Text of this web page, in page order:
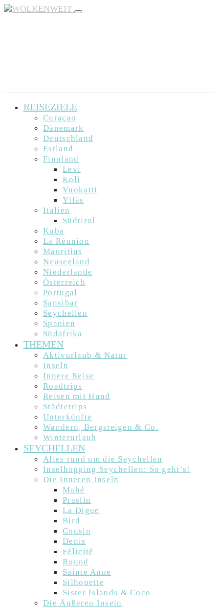
REISEZIELE
Curaçao
Dänemark
Deutschland
Estland
Finnland
Levi
Koli
Vuokatti
Ylläs
Italien
Südtirol
Kuba
La Réunion
Mauritius
Neuseeland
Niederlande
Österreich
Portugal
Sansibar
Seychellen
Spanien
Südafrika
THEMEN
Aktivurlaub & Natur
Inseln
Innere Reise
Roadtrips
Reisen mit Hund
Städtetrips
Unterkünfte
Wandern, Bergsteigen & Co.
Winterurlaub
SEYCHELLEN
Alles rund um die Seychellen
Inselhopping Seychellen: So geht’s!
Die Inneren Inseln
Mahé
Praslin
La Digue
Bird
Cousin
Denis
Félicité
Round
Sainte Anne
Silhouette
Sister Islands & Coco
Die Äußeren Inseln